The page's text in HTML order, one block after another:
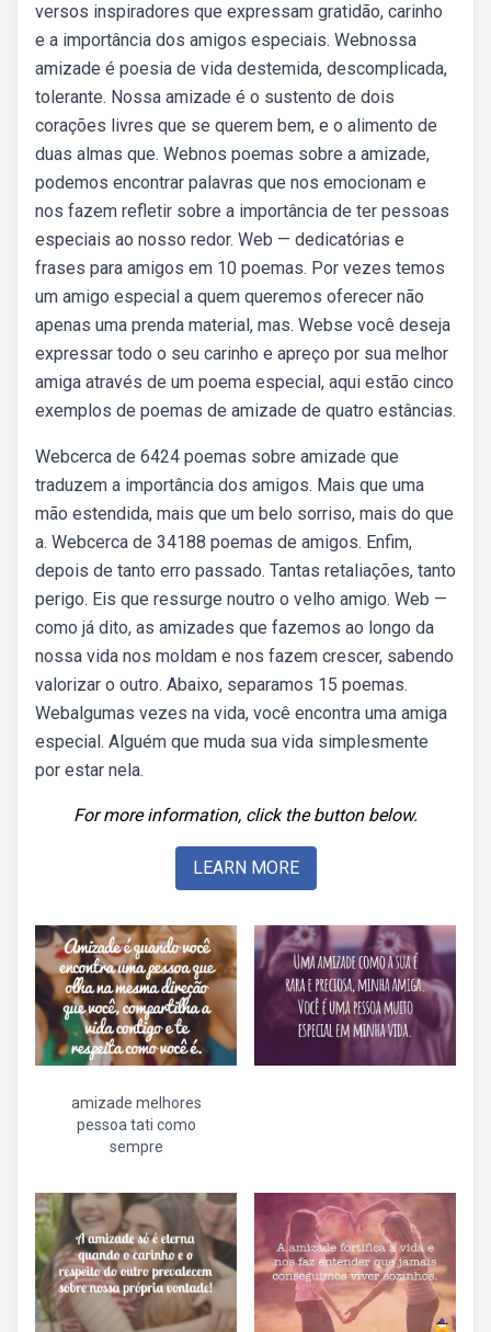
versos inspiradores que expressam gratidão, carinho
e a importância dos amigos especiais. Webnossa
amizade é poesia de vida destemida, descomplicada,
tolerante. Nossa amizade é o sustento de dois
corações livres que se querem bem, e o alimento de
duas almas que. Webnos poemas sobre a amizade,
podemos encontrar palavras que nos emocionam e
nos fazem refletir sobre a importância de ter pessoas
especiais ao nosso redor. Web — dedicatórias e
frases para amigos em 10 poemas. Por vezes temos
um amigo especial a quem queremos oferecer não
apenas uma prenda material, mas. Webse você deseja
expressar todo o seu carinho e apreço por sua melhor
amiga através de um poema especial, aqui estão cinco
exemplos de poemas de amizade de quatro estâncias.
Webcerca de 6424 poemas sobre amizade que
traduzem a importância dos amigos. Mais que uma
mão estendida, mais que um belo sorriso, mais do que
a. Webcerca de 34188 poemas de amigos. Enfim,
depois de tanto erro passado. Tantas retaliações, tanto
perigo. Eis que ressurge noutro o velho amigo. Web —
como já dito, as amizades que fazemos ao longo da
nossa vida nos moldam e nos fazem crescer, sabendo
valorizar o outro. Abaixo, separamos 15 poemas.
Webalgumas vezes na vida, você encontra uma amiga
especial. Alguém que muda sua vida simplesmente
por estar nela.
For more information, click the button below.
LEARN MORE
amizade melhores
pessoa tati como
sempre